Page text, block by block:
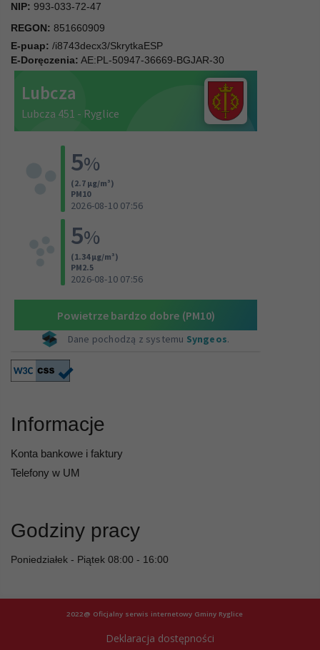
NIP: 993-033-72-47
REGON: 851660909
E-puap: /i8743decx3/SkrytkaESP
E-Doręczenia: AE:PL-50947-36669-BGJAR-30
Informacje
Konta bankowe i faktury
Telefony w UM
Godziny pracy
Poniedziałek - Piątek 08:00 - 16:00
2022@ Oficjalny serwis internetowy Gminy Ryglice
Deklaracja dostępności